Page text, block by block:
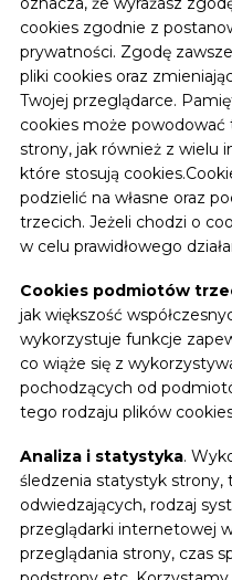
cookies zgodnie z
prywatności. Zgodę
pliki cookies oraz
Twojej przeglądarce.
cookies może
strony, jak również z wielu
które stosują
podzielić na własne oraz
trzecich. Jeżeli chodzi o
w celu prawidłowego
Cookies podmiotów
jak większość
wykorzystuje funkcje
co wiąże się z
pochodzących od
tego rodzaju plików
Analiza i statystyka.
śledzenia statystyk strony,
odwiedzających, rodzaj
przeglądarki internetowej
przeglądania strony, czas